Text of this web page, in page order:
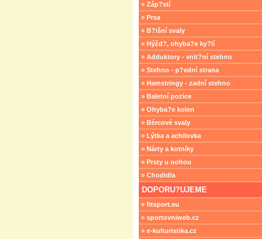
» Záp?stí
» Prsa
» B?išní svaly
» Hýžd?, ohyba?e ky?lí
» Adduktory - vnit?ní stehno
» Stehno - p?ední strana
» Hamstringy - zadní stehno
» Baletní pozice
» Ohyba?e kolen
» Bércové svaly
» Lýtka a achilovka
» Nárty a kotníky
» Prsty u nohou
» Chodidla
DOPORU?UJEME
» fitsport.eu
» sportovniweb.cz
» e-kulturistika.cz